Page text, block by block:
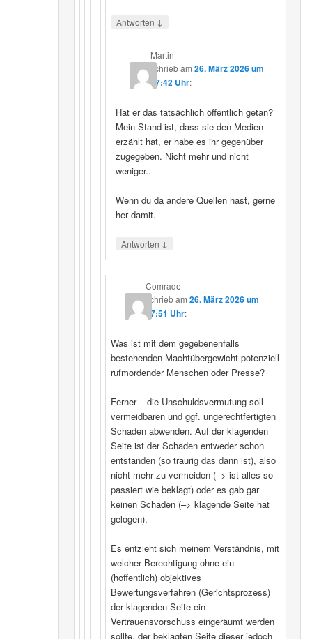
Antworten ↓
Martin
schriebam26. März 2026 um
07:42 Uhr:
Hat er das tatsächlich öffentlich getan?
Mein Stand ist, dass sie den Medien
erzählt hat, er habe es ihr gegenüber
zugegeben. Nicht mehr und nicht
weniger..
Wenn du da andere Quellen hast, gerne
her damit.
Antworten ↓
Comrade
schriebam 26. März 2026 um
17:51 Uhr:
Was ist mit dem gegebenenfalls
bestehenden Machtübergewicht potenziell
rufmordender Menschen oder Presse?
Ferner – die Unschuldsvermutung soll
vermeidbaren und ggf. ungerechtfertigten
Schaden abwenden. Auf der klagenden
Seite ist der Schaden entweder schon
entstanden (so traurig das dann ist), also
nicht mehr zu vermeiden (–> ist alles so
passiert wie beklagt) oder es gab gar
keinen Schaden (–> klagende Seite hat
gelogen).
Es entzieht sich meinem Verständnis, mit
welcher Berechtigung ohne ein
(hoffentlich) objektives
Bewertungsverfahren (Gerichtsprozess)
der klagenden Seite ein
Vertrauensvorschuss eingeräumt werden
sollte, der beklagten Seite dieser jedoch